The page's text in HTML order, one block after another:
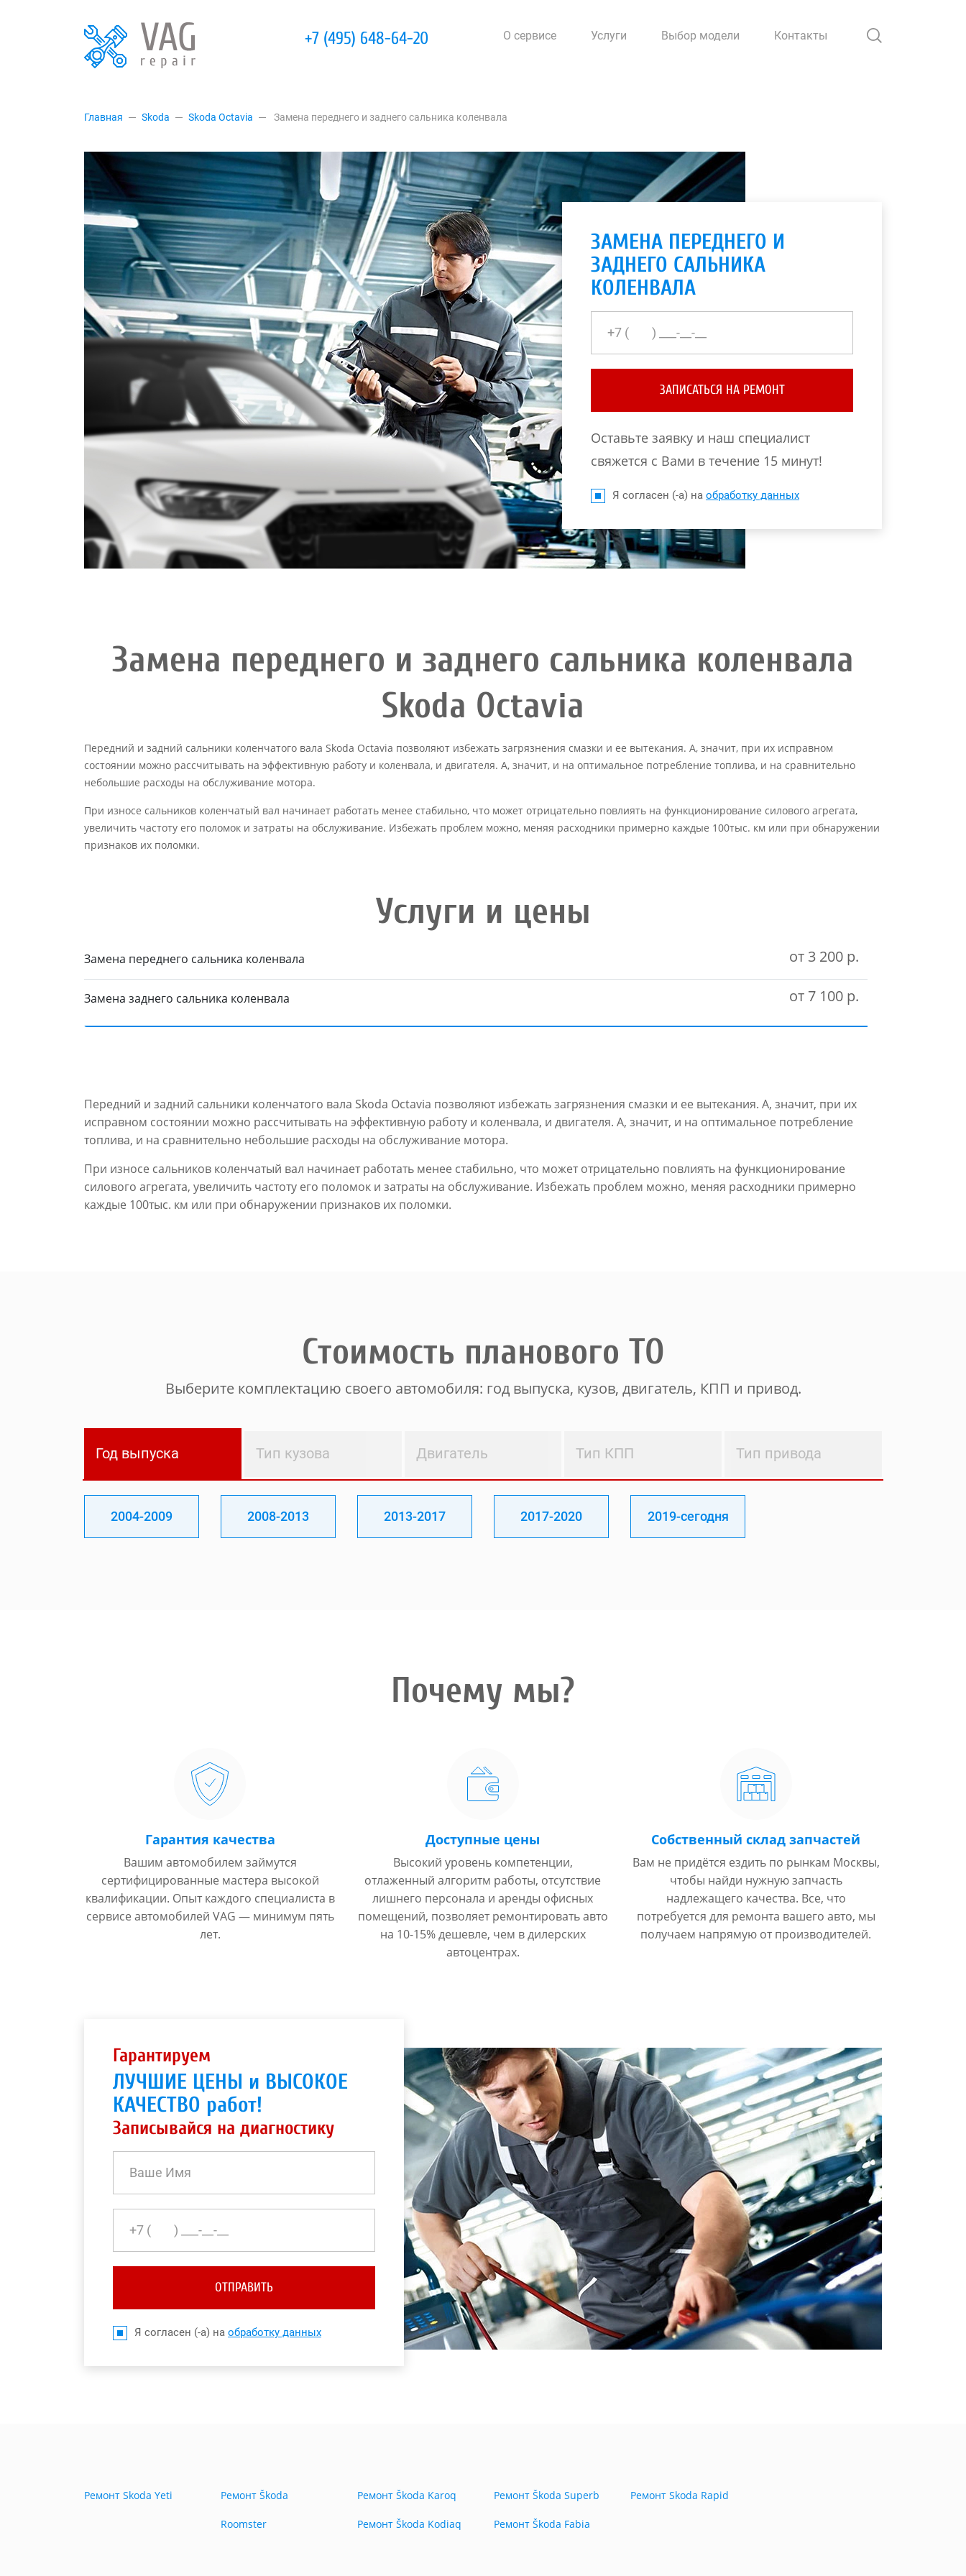
+7 (495) 648-64-20 О сервисе Услуги Выбор модели Контакты
Главная Skoda Skoda Octavia Замена переднего и заднего сальника коленвала
ЗАМЕНА ПЕРЕДНЕГО И
ЗАДНЕГО САЛЬНИКА
КОЛЕНВАЛА
ЗАПИСАТЬСЯ НА РЕМОНТ
Оставьте заявку и наш специалист
свяжется с Вами в течение 15 минут!
Я согласен (-а) на обработку данных
Замена переднего и заднего сальника коленвала
Skoda Octavia
Передний и задний сальники коленчатого вала Skoda Octavia позволяют избежать загрязнения смазки и ее вытекания. А, значит, при их исправном
состоянии можно рассчитывать на эффективную работу и коленвала, и двигателя. А, значит, и на оптимальное потребление топлива, и на сравнительно
небольшие расходы на обслуживание мотора.
При износе сальников коленчатый вал начинает работать менее стабильно, что может отрицательно повлиять на функционирование силового агрегата,
увеличить частоту его поломок и затраты на обслуживание. Избежать проблем можно, меняя расходники примерно каждые 100тыс. км или при обнаружении
признаков их поломки.
Услуги и цены
Замена переднего сальника коленвала от 3 200 р.
Замена заднего сальника коленвала от 7 100 р.
Передний и задний сальники коленчатого вала Skoda Octavia позволяют избежать загрязнения смазки и ее вытекания. А, значит, при их
исправном состоянии можно рассчитывать на эффективную работу и коленвала, и двигателя. А, значит, и на оптимальное потребление
топлива, и на сравнительно небольшие расходы на обслуживание мотора.
При износе сальников коленчатый вал начинает работать менее стабильно, что может отрицательно повлиять на функционирование
силового агрегата, увеличить частоту его поломок и затраты на обслуживание. Избежать проблем можно, меняя расходники примерно
каждые 100тыс. км или при обнаружении признаков их поломки.
Стоимость планового ТО
Выберите комплектацию своего автомобиля: год выпуска, кузов, двигатель, КПП и привод.
Год выпуска Тип кузова Двигатель Тип КПП Тип привода
2004-2009 2008-2013 2013-2017 2017-2020 2019-сегодня
Почему мы?
Гарантия качества
Вашим автомобилем займутся
сертифицированные мастера высокой
квалификации. Опыт каждого специалиста в
сервисе автомобилей VAG — минимум пять
лет.
Доступные цены
Высокий уровень компетенции,
отлаженный алгоритм работы, отсутствие
лишнего персонала и аренды офисных
помещений, позволяет ремонтировать авто
на 10-15% дешевле, чем в дилерских
автоцентрах.
Собственный склад запчастей
Вам не придётся ездить по рынкам Москвы,
чтобы найди нужную запчасть
надлежащего качества. Все, что
потребуется для ремонта вашего авто, мы
получаем напрямую от производителей.
Гарантируем
ЛУЧШИЕ ЦЕНЫ и ВЫСОКОЕ
КАЧЕСТВО работ!
Записывайся на диагностику
ОТПРАВИТЬ
Я согласен (-а) на обработку данных
Ремонт Skoda Yeti Ремонт Škoda
Roomster
Ремонт Škoda Karoq
Ремонт Škoda Kodiaq
Ремонт Škoda Superb
Ремонт Škoda Fabia
Ремонт Skoda Rapid